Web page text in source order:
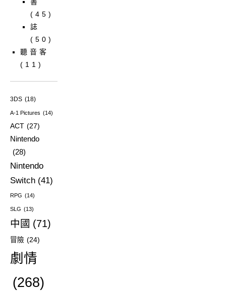
書
(45)
誌
(50)
聽音客
(11)
3DS (18)
A-1 Pictures (14)
ACT (27)
Nintendo
(28)
Nintendo
Switch (41)
RPG (14)
SLG (13)
中國 (71)
冒險 (24)
劇情
(268)